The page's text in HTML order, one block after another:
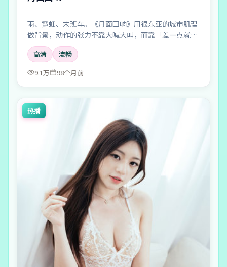
雨、霓虹、末班车。《月面回响》用很东亚的城市肌理
做背景，动作的张力不靠大喊大叫，而靠「差一点就说
出口」的沉默。
高清
流畅
9.1万
98个月前
热播